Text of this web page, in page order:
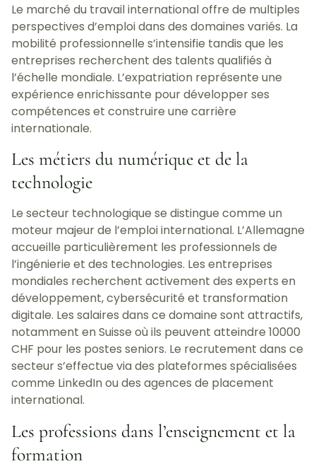
Le marché du travail international offre de multiples
perspectives d’emploi dans des domaines variés. La
mobilité professionnelle s’intensifie tandis que les
entreprises recherchent des talents qualifiés à
l’échelle mondiale. L’expatriation représente une
expérience enrichissante pour développer ses
compétences et construire une carrière
internationale.
Les métiers du numérique et de la
technologie
Le secteur technologique se distingue comme un
moteur majeur de l’emploi international. L’Allemagne
accueille particulièrement les professionnels de
l’ingénierie et des technologies. Les entreprises
mondiales recherchent activement des experts en
développement, cybersécurité et transformation
digitale. Les salaires dans ce domaine sont attractifs,
notamment en Suisse où ils peuvent atteindre 10000
CHF pour les postes seniors. Le recrutement dans ce
secteur s’effectue via des plateformes spécialisées
comme LinkedIn ou des agences de placement
international.
Les professions dans l’enseignement et la
formation